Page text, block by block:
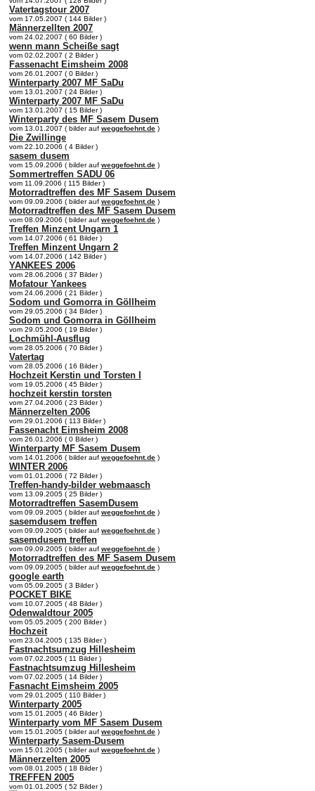
Vatertagstour 2007
vom 17.05.2007 ( 144 Bilder )
Männerzellten 2007
vom 24.02.2007 ( 60 Bilder )
wenn mann Scheiße sagt
vom 02.02.2007 ( 2 Bilder )
Fassenacht Eimsheim 2008
vom 26.01.2007 ( 0 Bilder )
Winterparty 2007 MF SaDu
vom 13.01.2007 ( 24 Bilder )
Winterparty 2007 MF SaDu
vom 13.01.2007 ( 15 Bilder )
Winterparty des MF Sasem Dusem
vom 13.01.2007 ( bilder auf weggefoehnt.de )
Die Zwillinge
vom 22.10.2006 ( 4 Bilder )
sasem dusem
vom 15.09.2006 ( bilder auf weggefoehnt.de )
Sommertreffen SADU 06
vom 11.09.2006 ( 115 Bilder )
Motorradtreffen des MF Sasem Dusem
vom 09.09.2006 ( bilder auf weggefoehnt.de )
Motorradtreffen des MF Sasem Dusem
vom 08.09.2006 ( bilder auf weggefoehnt.de )
Treffen Minzent Ungarn 1
vom 14.07.2006 ( 61 Bilder )
Treffen Minzent Ungarn 2
vom 14.07.2006 ( 142 Bilder )
YANKEES 2006
vom 28.06.2006 ( 37 Bilder )
Mofatour Yankees
vom 24.06.2006 ( 21 Bilder )
Sodom und Gomorra in Göllheim
vom 29.05.2006 ( 34 Bilder )
Sodom und Gomorra in Göllheim
vom 29.05.2006 ( 19 Bilder )
Lochmühl-Ausflug
vom 28.05.2006 ( 70 Bilder )
Vatertag
vom 28.05.2006 ( 16 Bilder )
Hochzeit Kerstin und Torsten I
vom 19.05.2006 ( 45 Bilder )
hochzeit kerstin torsten
vom 27.04.2006 ( 23 Bilder )
Männerzelten 2006
vom 29.01.2006 ( 113 Bilder )
Fassenacht Eimsheim 2008
vom 26.01.2006 ( 0 Bilder )
Winterparty MF Sasem Dusem
vom 14.01.2006 ( bilder auf weggefoehnt.de )
WINTER 2006
vom 01.01.2006 ( 72 Bilder )
Treffen-handy-bilder webmaasch
vom 13.09.2005 ( 25 Bilder )
Motorradtreffen SasemDusem
vom 09.09.2005 ( bilder auf weggefoehnt.de )
sasemdusem treffen
vom 09.09.2005 ( bilder auf weggefoehnt.de )
sasemdusem treffen
vom 09.09.2005 ( bilder auf weggefoehnt.de )
Motorradtreffen des MF Sasem Dusem
vom 09.09.2005 ( bilder auf weggefoehnt.de )
google earth
vom 05.09.2005 ( 3 Bilder )
POCKET BIKE
vom 10.07.2005 ( 48 Bilder )
Odenwaldtour 2005
vom 05.05.2005 ( 200 Bilder )
Hochzeit
vom 23.04.2005 ( 135 Bilder )
Fastnachtsumzug Hillesheim
vom 07.02.2005 ( 11 Bilder )
Fastnachtsumzug Hillesheim
vom 07.02.2005 ( 14 Bilder )
Fasnacht Eimsheim 2005
vom 29.01.2005 ( 110 Bilder )
Winterparty 2005
vom 15.01.2005 ( 46 Bilder )
Winterparty vom MF Sasem Dusem
vom 15.01.2005 ( bilder auf weggefoehnt.de )
Winterparty Sasem-Dusem
vom 15.01.2005 ( bilder auf weggefoehnt.de )
Männerzelten 2005
vom 08.01.2005 ( 18 Bilder )
TREFFEN 2005
vom 01.01.2005 ( 52 Bilder )